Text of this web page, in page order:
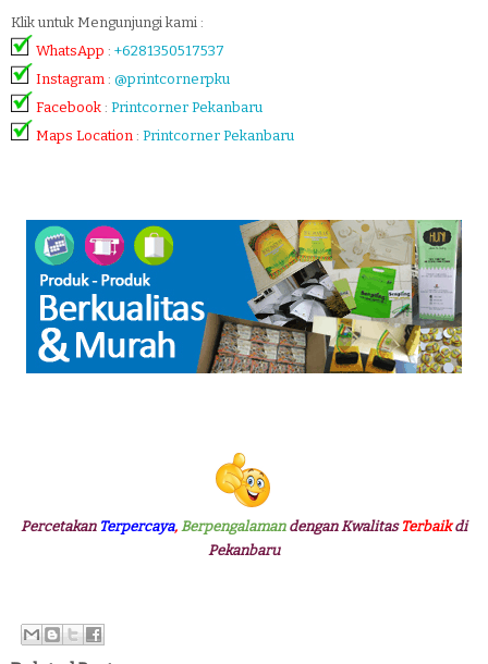
Klik untuk Mengunjungi kami :
WhatsApp : +6281350517537
Instagram : @printcornerpku
Facebook : Printcorner Pekanbaru
Maps Location : Printcorner Pekanbaru
Percetakan Terpercaya, Berpengalamandengan Kwalitas Terbaik di
Pekanbaru